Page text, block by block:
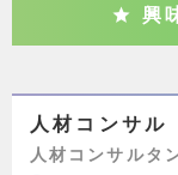
興
人材コンサ
人材コンサルタ